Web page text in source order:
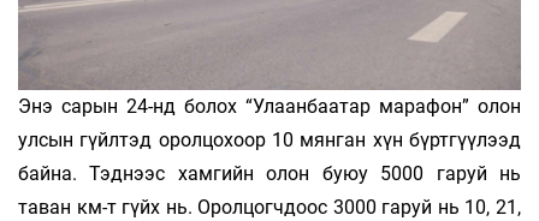
Энэ сарын 24-нд болох “Улаанбаатар марафон” олон
улсын гүйлтэд оролцохоор 10 мянган хүн бүртгүүлээд
байна. Тэднээс хамгийн олон буюу 5000 гаруй нь
таван км-т гүйх нь. Оролцогчдоос 3000 гаруй нь 10, 21,